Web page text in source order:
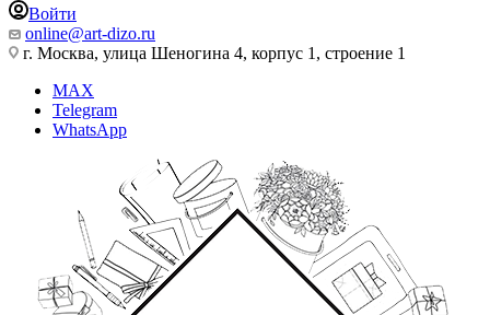
Войти
online@art-dizo.ru
г. Москва, улица Шеногина 4, корпус 1, строение 1
MAX
Telegram
WhatsApp